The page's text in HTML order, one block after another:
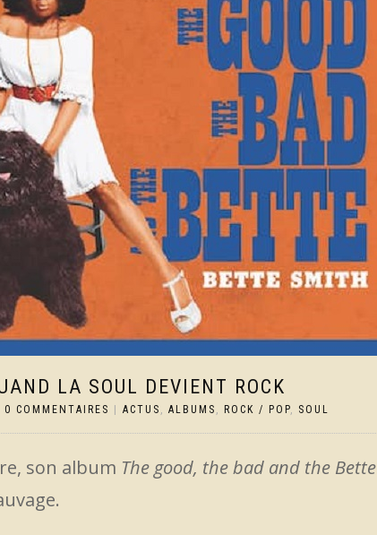
LA SOUL DEVIENT ROCK
0 COMMENTAIRES ACTUS , ALBUMS , ROCK / POP, SOUL
son album The good, the bad and the Bette